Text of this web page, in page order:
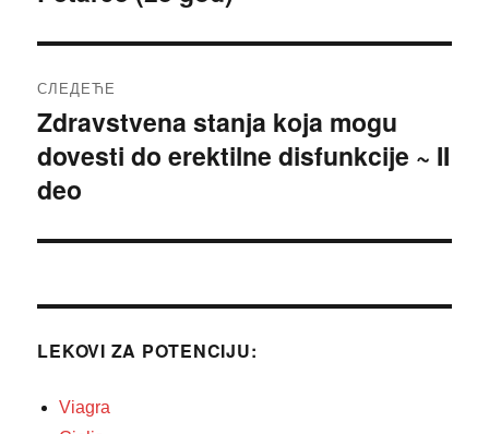
СЛЕДЕЋЕ
Следећи
чланак:
Zdravstvena stanja koja mogu
dovesti do erektilne disfunkcije ~ II
deo
LEKOVI ZA POTENCIJU:
Viagra